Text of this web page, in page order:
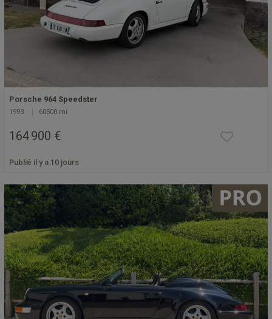
Porsche 964 Speedster
1993 60500 mi
164 900 €
Publié il y a 10 jours